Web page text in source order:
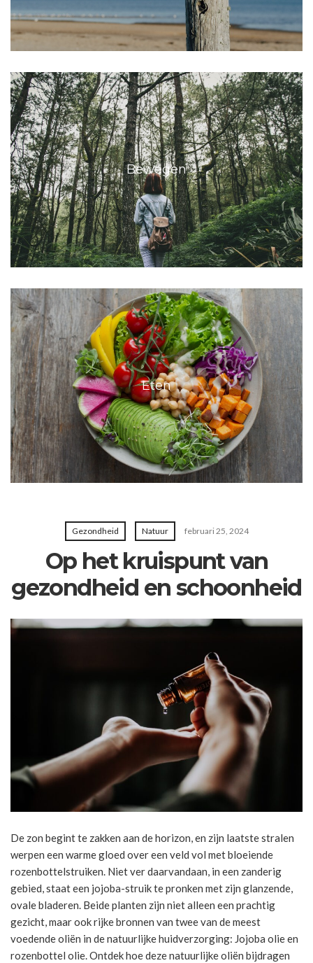
Bewegen
Eten
Gezondheid Natuur februari 25, 2024
Op het kruispunt van
gezondheid en schoonheid
De zon begint te zakken aan de horizon, en zijn laatste stralen
werpen een warme gloed over een veld vol met bloeiende
rozenbottelstruiken. Niet ver daarvandaan, in een zanderig
gebied, staat een jojoba-struik te pronken met zijn glanzende,
ovale bladeren. Beide planten zijn niet alleen een prachtig
gezicht, maar ook rijke bronnen van twee van de meest
voedende oliën in de natuurlijke huidverzorging: Jojoba olie en
rozenbottel olie. Ontdek hoe deze natuurlijke oliën bijdragen